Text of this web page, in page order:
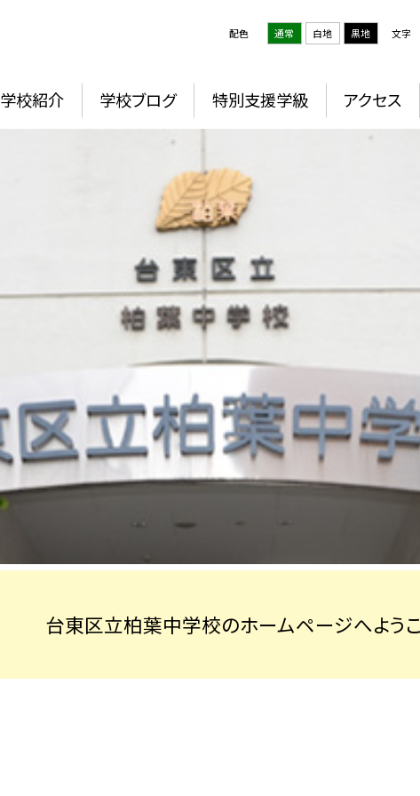
配色 通常 白地 黒地 文字
学校紹介 学校ブログ 特別支援学級 アクセス
台東区立柏葉中学校のホームページへようこ